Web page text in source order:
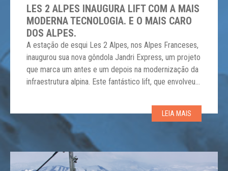
LES 2 ALPES INAUGURA LIFT COM A MAIS
MODERNA TECNOLOGIA. E O MAIS CARO
DOS ALPES.
A estação de esqui Les 2 Alpes, nos Alpes Franceses,
inaugurou sua nova gôndola Jandri Express, um projeto
que marca um antes e um depois na modernização da
infraestrutura alpina. Este fantástico lift, que envolveu
funcionamento desde dezembro e substituiu o antigo
sistema de 1985, reduzindo o […]
LEIA MAIS